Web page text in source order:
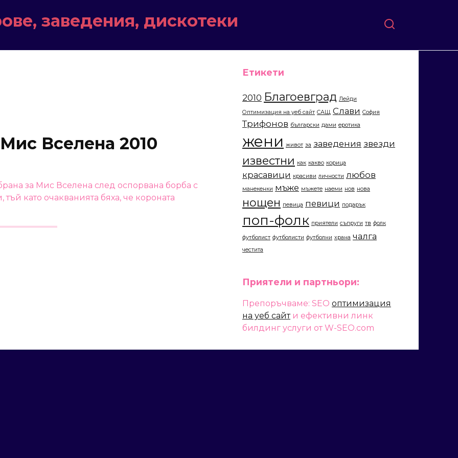
заведения, дискотеки
Вселена 2010
за Мис Вселена след оспорвана борба с
като очакванията бяха, че короната
Етикети
2010 Благоевград Лейди
Оптимизация на уеб сайт САЩ Слави София
Трифонов български дами еротика
жени живот за заведения звезди
известни как какво корица
красавици красиви личности любов
манекенки мъже мъжете наеми нов нова
нощен певица певици подарък
поп-фолк приятели съпруги тв фолк
футболист футболисти футболни храна чалга
честита
Приятели и партньори:
Препоръчваме: SEO оптимизация
на уеб сайти ефективни линк
билдинг услуги от W-SEO.com